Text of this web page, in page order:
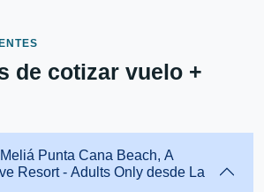
de cotizar vuelo +
Punta Cana Beach, A
Resort - Adults Only desde La